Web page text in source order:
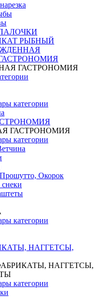
РЫБНЫЙ
ГАСТРОНОМИЯ
категории
ГАСТРОНОМИЯ
категории
Окорок
категории
НАГГЕТСЫ,
НАГГЕТСЫ,
категории